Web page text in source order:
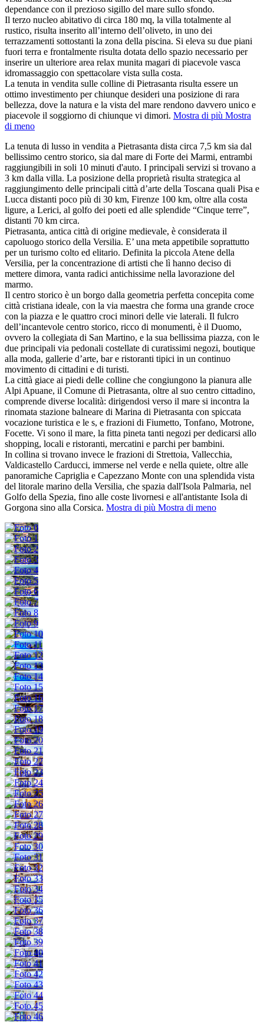
dependance con il prezioso sigillo del mare sullo sfondo.
Il terzo nucleo abitativo di circa 180 mq, la villa totalmente al
rustico, risulta inserito all’interno dell’oliveto, in uno dei
terrazzamenti sottostanti la zona della piscina. Si eleva su due piani
fuori terra e frontalmente risulta dotata dello spazio necessario per
inserire un ulteriore area relax munita magari di piacevole vasca
idromassaggio con spettacolare vista sulla costa.
La tenuta in vendita sulle colline di Pietrasanta risulta essere un
ottimo investimento per chiunque desideri una posizione di rara
bellezza, dove la natura e la vista del mare rendono davvero unico e
piacevole il soggiorno di chiunque vi dimori. Mostra di più Mostra
di meno
La tenuta di lusso in vendita a Pietrasanta dista circa 7,5 km sia dal
bellissimo centro storico, sia dal mare di Forte dei Marmi, entrambi
raggiungibili in soli 10 minuti d'auto. I principali servizi si trovano a
3 km dalla villa. La posizione della proprietà risulta strategica al
raggiungimento delle principali città d’arte della Toscana quali Pisa e
Lucca distanti poco più di 30 km, Firenze 100 km, oltre alla costa
ligure, a Lerici, al golfo dei poeti ed alle splendide “Cinque terre”,
distanti 70 km circa.
Pietrasanta, antica città di origine medievale, è considerata il
capoluogo storico della Versilia. E’ una meta appetibile soprattutto
per un turismo colto ed elitario. Definita la piccola Atene della
Versilia, per la concentrazione di artisti che lì hanno deciso di
mettere dimora, vanta radici antichissime nella lavorazione del
marmo.
Il centro storico è un borgo dalla geometria perfetta concepita come
città cristiana ideale, con la via maestra che forma una grande croce
con la piazza e le quattro croci minori delle vie laterali. Il fulcro
dell’incantevole centro storico, ricco di monumenti, è il Duomo,
ovvero la collegiata di San Martino, e la sua bellissima piazza, con le
due principali via pedonali costellate di curatissimi negozi, boutique
alla moda, gallerie d’arte, bar e ristoranti tipici in un continuo
movimento di cittadini e di turisti.
La città giace ai piedi delle colline che congiungono la pianura alle
Alpi Apuane, il Comune di Pietrasanta, oltre al suo centro cittadino,
comprende diverse località: dirigendosi verso il mare si incontra la
rinomata stazione balneare di Marina di Pietrasanta con spiccata
vocazione turistica e le s, e frazioni di Fiumetto, Tonfano, Motrone,
Focette. Vi sono il mare, la fitta pineta tanti negozi per dedicarsi allo
shopping, locali e ristoranti, mercatini e parchi per bambini.
In collina si trovano invece le frazioni di Strettoia, Vallecchia,
Valdicastello Carducci, immerse nel verde e nella quiete, oltre alle
panoramiche Capriglia e Capezzano Monte con una splendida vista
del litorale marino della Versilia, che spazia dall'Isola Palmaria, nel
Golfo della Spezia, fino alle coste livornesi e all'antistante Isola di
Gorgona sino alla Corsica. Mostra di più Mostra di meno